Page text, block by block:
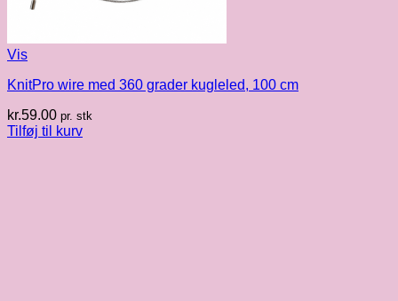
Vis
KnitPro wire med 360 grader kugleled, 100 cm
kr.59.00 pr. stk
Tilføj til kurv